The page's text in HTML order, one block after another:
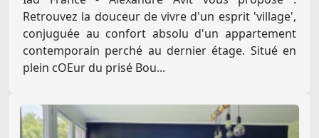
Retrouvez la douceur de vivre d'un esprit 'village',
conjuguée au confort absolu d'un appartement
contemporain perché au dernier étage. Situé en
plein cOEur du prisé Bou...